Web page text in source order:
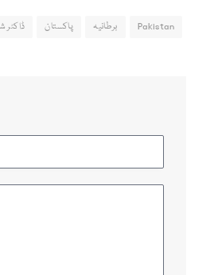
Pakistan برطانیہ پاکستان ڈاکٹر